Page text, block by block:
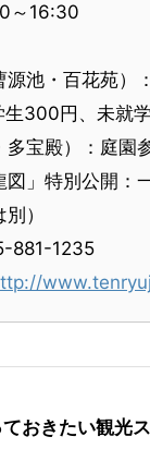
～16:30
源池・百花苑）
300円、未就
多宝殿）：庭園
図」特別公開：
）
881-1235
おきたい観光